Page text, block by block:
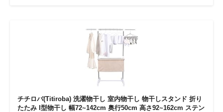
チチロバ(Titiroba) 洗濯物干し 室内物干し 物干しスタンド 折り
たたみ I型物干し 幅72~142cm 奥行50cm 高さ92~162cm ステン